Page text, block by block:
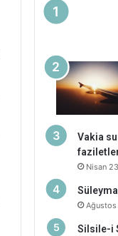
Vakia
Nisan
Silsile-i